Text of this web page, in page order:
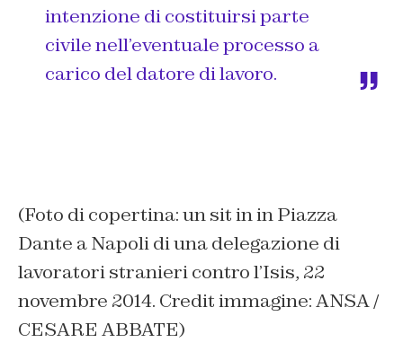
intenzione di costituirsi parte
civile nell’eventuale processo a
carico del datore di lavoro.
(Foto di copertina: un sit in in Piazza
Dante a Napoli di una delegazione di
lavoratori stranieri contro l’Isis, 22
novembre 2014. Credit immagine: ANSA /
CESARE ABBATE)